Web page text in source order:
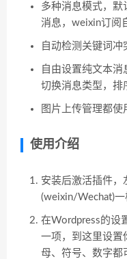
多种消息模式，默
消息，weixin订阅
自动检测关键词冲
自由设置纯文本
切换消息类型，排
图片上传管理都使
使用介绍
安装后激活插件，
(weixin/Wechat)一
在Wordpress的设
一项，到这里设置
母、符号、数字都